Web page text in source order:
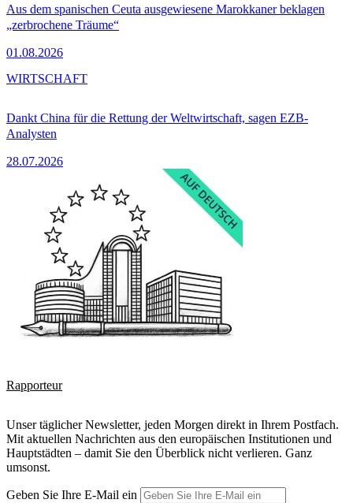
Aus dem spanischen Ceuta ausgewiesene Marokkaner beklagen
„zerbrochene Träume“
01.08.2026
Dankt China für die Rettung der Weltwirtschaft, sagen EZB-
Analysten
28.07.2026
WIRTSCHAFT
Rapporteur
Unser täglicher Newsletter, jeden Morgen direkt in Ihrem Postfach.
Mit aktuellen Nachrichten aus den europäischen Institutionen und
Hauptstädten – damit Sie den Überblick nicht verlieren. Ganz
umsonst.
Geben Sie Ihre E-Mail ein